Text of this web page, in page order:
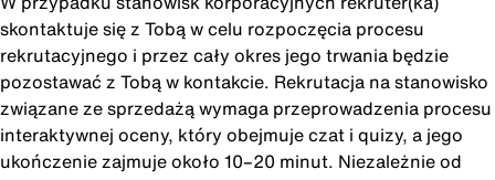
skontaktuje się z Tobą w celu rozpoczęcia procesu
rekrutacyjnego i przez cały okres jego trwania będzie
pozostawać z Tobą w kontakcie. Rekrutacja na stanowisko
związane ze sprzedażą wymaga przeprowadzenia procesu
interaktywnej oceny, który obejmuje czat i quizy, a jego
ukończenie zajmuje około 10–20 minut. Niezależnie od